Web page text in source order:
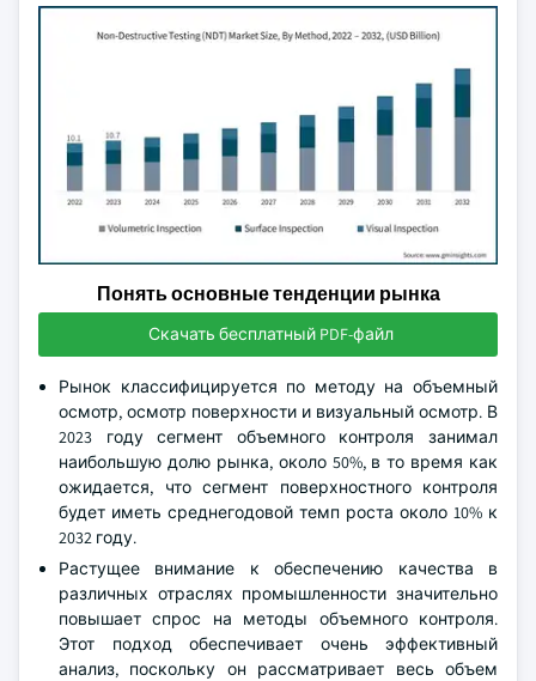
Понять основные тенденции рынка
Скачать бесплатный PDF-файл
Рынок классифицируется по методу на объемный
осмотр, осмотр поверхности и визуальный осмотр. В
2023 году сегмент объемного контроля занимал
наибольшую долю рынка, около 50%, в то время как
ожидается, что сегмент поверхностного контроля
будет иметь среднегодовой темп роста около 10% к
2032 году.
Растущее внимание к обеспечению качества в
различных отраслях промышленности значительно
повышает спрос на методы объемного контроля.
Этот подход обеспечивает очень эффективный
анализ, поскольку он рассматривает весь объем